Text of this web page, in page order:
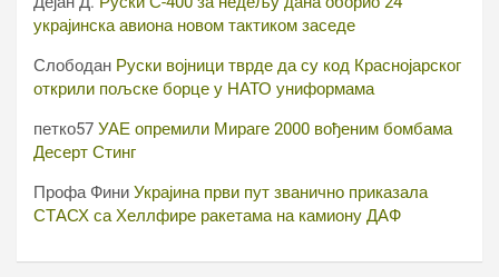
украјинска авиона новом тактиком заседе
Слободан Руски војници тврде да су код Краснојарског
открили пољске борце у НАТО униформама
петко57 УАЕ опремили Мираге 2000 вођеним бомбама
Десерт Стинг
Профа Фини Украјина први пут званично приказала
СТАСХ са Хеллфире ракетама на камиону ДАФ